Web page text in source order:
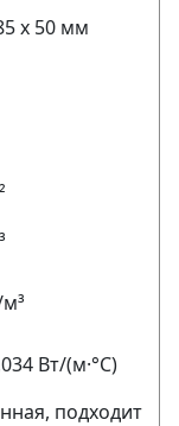
х 50 мм
Вт/(м·°C)
подходит